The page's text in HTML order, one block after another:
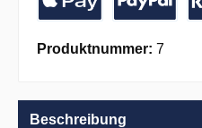
Produktnummer: 7
Beschreibung